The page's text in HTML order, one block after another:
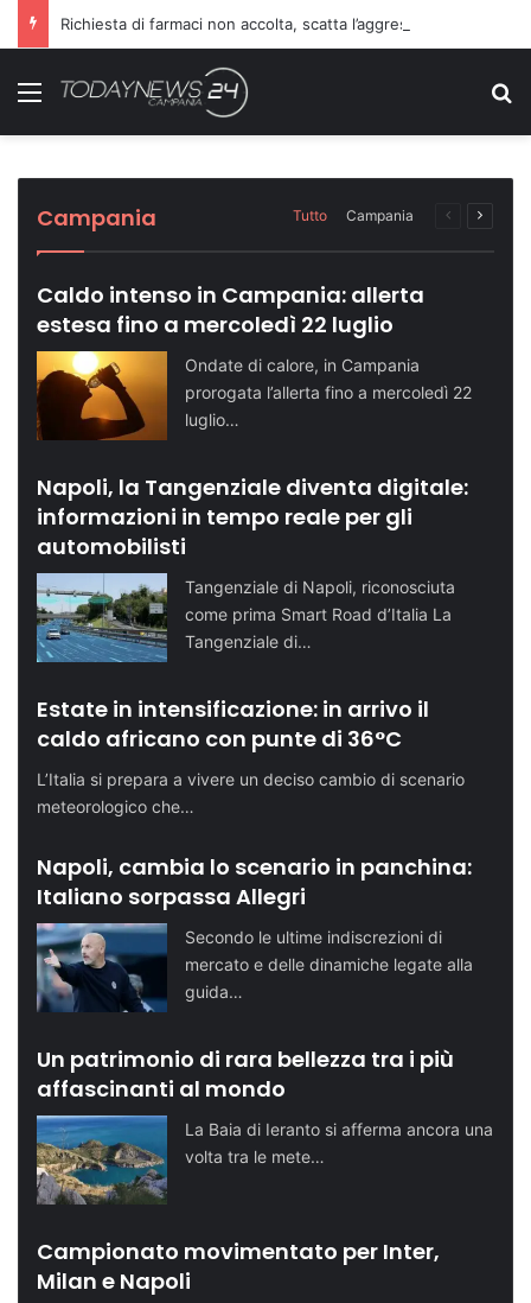
Menu
Attualità NA
Benevento
Cronaca NA
Caserta
Attualità BN
Miasmi e ambiente, cresce la
Campania Tutto Campania
Pagina
Caldo intenso in Campania: allerta
estesa fino a mercoledì 22 luglio
Ondate di calore, in Campania
prorogata l’allerta fino a mercoledì 22
luglio…
Napoli, la Tangenziale diventa digitale:
informazioni in tempo reale per gli
automobilisti
Tangenziale di Napoli, riconosciuta
come prima Smart Road d’Italia La
Tangenziale di…
Estate in intensificazione: in arrivo il
caldo africano con punte di 36°C
L’Italia si prepara a vivere un deciso cambio di scenario
meteorologico che…
Napoli, cambia lo scenario in panchina:
Italiano sorpassa Allegri
Secondo le ultime indiscrezioni di
mercato e delle dinamiche legate alla
guida…
Un patrimonio di rara bellezza tra i più
affascinanti al mondo
La Baia di Ieranto si afferma ancora una
volta tra le mete…
Campionato movimentato per Inter,
Milan e Napoli